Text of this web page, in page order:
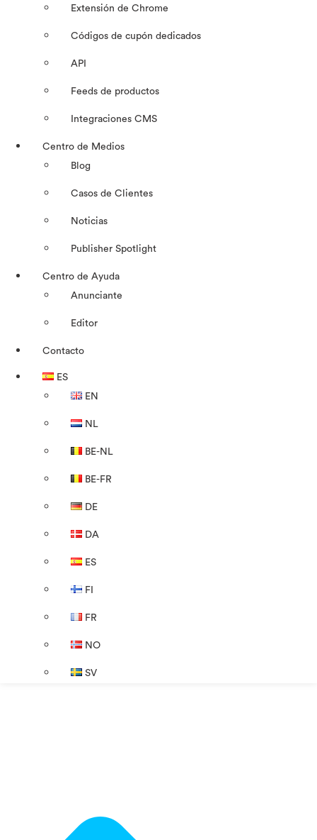
Extensión de Chrome
Códigos de cupón dedicados
API
Feeds de productos
Integraciones CMS
Centro de Medios
Blog
Casos de Clientes
Noticias
Publisher Spotlight
Centro de Ayuda
Anunciante
Editor
Contacto
ES
EN
NL
BE-NL
BE-FR
DE
DA
ES
FI
FR
NO
SV